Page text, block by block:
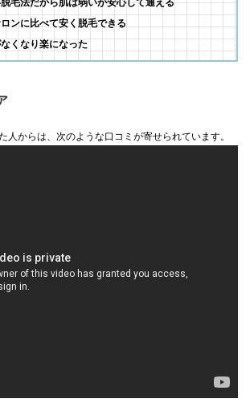
ンに比べて安く脱毛できる
くなり楽になった
人からは、次のような口コミが寄せられています。